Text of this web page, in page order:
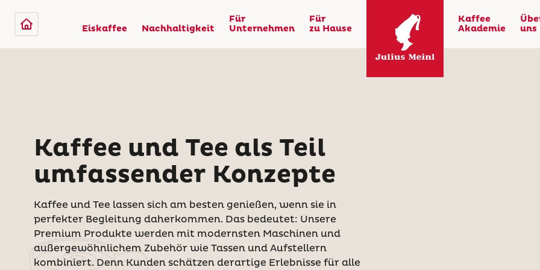
Eiskaffee Nachhaltigkeit
Für
Unternehmen
Für
zu Hause
Kaffee
Akademie
uns
Kaffee und Tee als Teil
umfassender Konzepte
Kaffee und Tee lassen sich am besten genießen, wenn sie in
perfekter Begleitung daherkommen. Das bedeutet: Unsere
Premium Produkte werden mit modernsten Maschinen und
außergewöhnlichem Zubehör wie Tassen und Aufstellern
kombiniert. Denn Kunden schätzen derartige Erlebnisse für alle